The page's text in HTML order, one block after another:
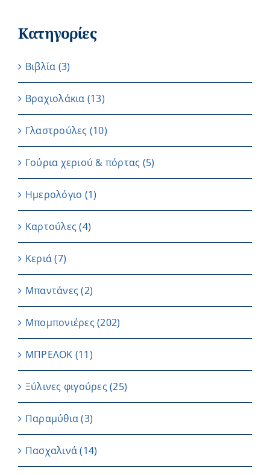
Κατηγορίες
Βιβλία (3)
Βραχιολάκια (13)
Γλαστρούλες (10)
Γούρια χεριού & πόρτας (5)
Ημερολόγιο (1)
Καρτούλες (4)
Κεριά (7)
Μπαντάνες (2)
Μπομπονιέρες(202)
ΜΠΡΕΛΟΚ (11)
Ξύλινες φιγούρες(25)
Παραμύθια (3)
Πασχαλινά (14)